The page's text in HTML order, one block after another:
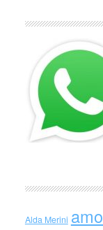
Alda Merini